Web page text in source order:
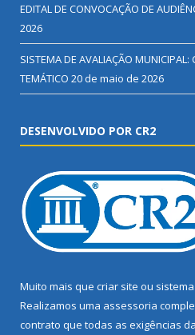
EDITAL DE CONVOCAÇÃO DE
2026
SISTEMA DE AVALIAÇÃO MUNICIPAL:
TEMÁTICO 20 de maio de 2026
DESENVOLVIDO POR CR2
Muito mais que criar site ou
Realizamos uma assessoria
contrato que todas as exigências